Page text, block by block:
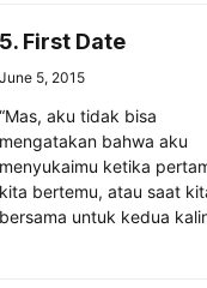
5. First Date
June 5, 2015
“Mas, aku tidak bisa
mengatakan bahwa aku
menyukaimu ketika
kita bertemu, atau saat
bersama untuk kedua